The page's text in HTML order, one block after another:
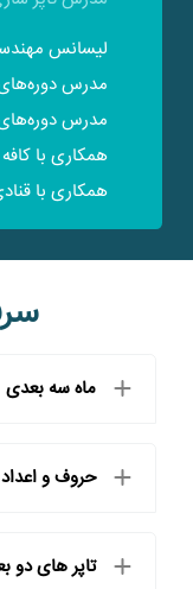
لیسانس
مدرس
مدرس
همکاری با
همکاری با
ماه سه بعدی
حروف و اعداد
تاپر های دو